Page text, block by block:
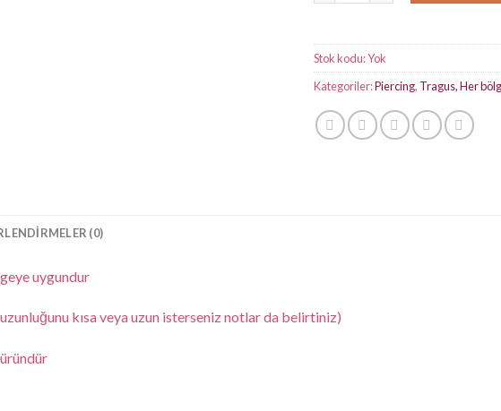
Stok kodu:Yok
Kategoriler:Piercing, Tragus, Her
(0)
uygundur
kısa veya uzun isterseniz notlar da belirtiniz)